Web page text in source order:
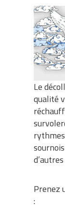
Le
qualité
Prenez
: